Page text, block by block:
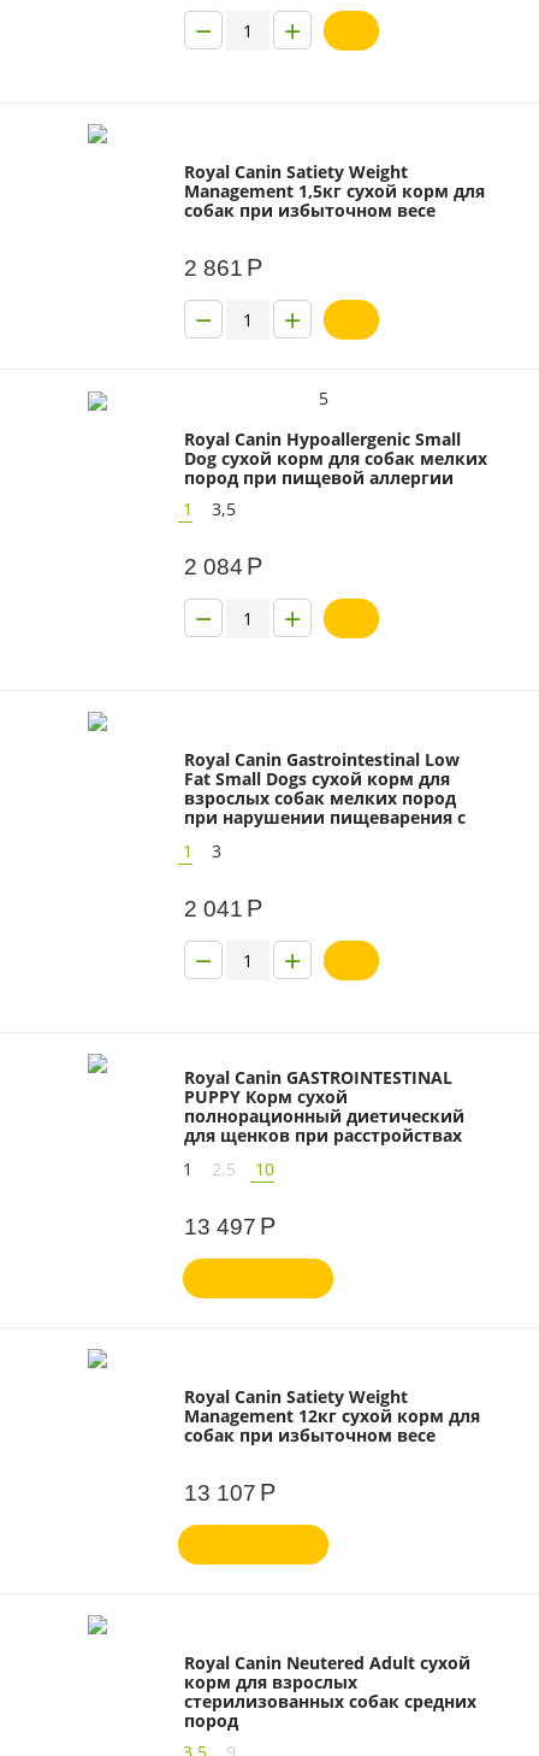
+
−
Royal Canin Satiety Weight
Management 1,5кг сухой корм для
собак при избыточном весе
2 861 Р
+
−
5
Royal Canin Hypoallergenic Small
Dog сухой корм для собак мелких
пород при пищевой аллергии
1
3,5
2 084 Р
+
−
Royal Canin Gastrointestinal Low
Fat Small Dogs сухой корм для
взрослых собак мелких пород
при нарушении пищеварения с
жира
1 3
2 041 Р
+
−
Royal Canin GASTROINTESTINAL
PUPPY Корм сухой
полнорационный диетический
для щенков при расстройствах
1 2,5 10
13 497 Р
Royal Canin Satiety Weight
Management 12кг сухой корм для
собак при избыточном весе
13 107 Р
Royal Canin Neutered Adult сухой
корм для взрослых
стерилизованных собак средних
пород